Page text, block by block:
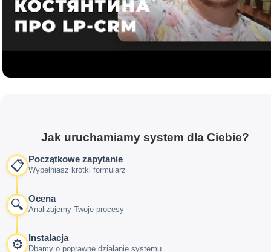
Jak uruchamiamy system dla Ciebie?
📋 Początkowe zapytanie
Wypełniasz krótki formularz
🔍 Ocena
Analizujemy Twoje procesy
⚙️ Instalacja
Dbamy o poprawne działanie systemu